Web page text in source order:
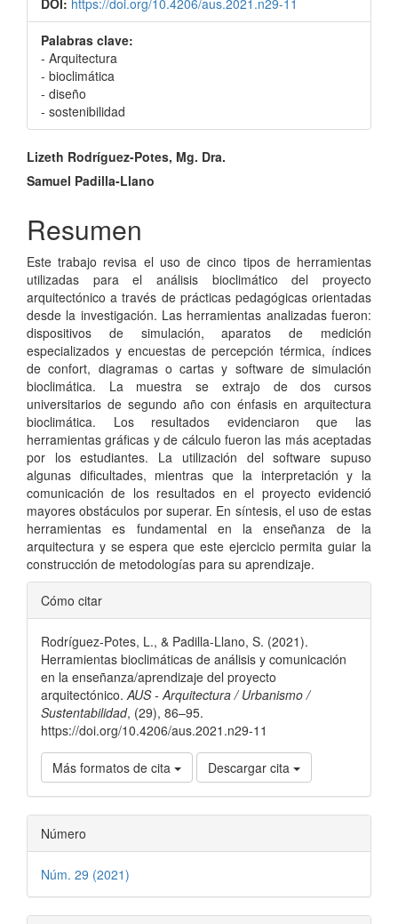
DOI: https://doi.org/10.4206/aus.2021.n29-11
Palabras clave:
- Arquitectura
- bioclimática
- diseño
- sostenibilidad
Contenido
principal
del
artículo
Lizeth Rodríguez-Potes, Mg. Dra.
Samuel Padilla-Llano
Resumen
Este trabajo revisa el uso de cinco tipos de herramientas
utilizadas para el análisis bioclimático del proyecto
arquitectónico a través de prácticas pedagógicas orientadas
desde la investigación. Las herramientas analizadas fueron:
dispositivos de simulación, aparatos de medición
especializados y encuestas de percepción térmica, índices
de confort, diagramas o cartas y software de simulación
bioclimática. La muestra se extrajo de dos cursos
universitarios de segundo año con énfasis en arquitectura
bioclimática. Los resultados evidenciaron que las
herramientas gráficas y de cálculo fueron las más aceptadas
por los estudiantes. La utilización del software supuso
algunas dificultades, mientras que la interpretación y la
comunicación de los resultados en el proyecto evidenció
mayores obstáculos por superar. En síntesis, el uso de estas
herramientas es fundamental en la enseñanza de la
arquitectura y se espera que este ejercicio permita guiar la
construcción de metodologías para su aprendizaje.
Detalles
del
artículo
Cómo citar
Rodríguez-Potes, L., & Padilla-Llano, S. (2021).
Herramientas bioclimáticas de análisis y comunicación
en la enseñanza/aprendizaje del proyecto
arquitectónico.AUS - Arquitectura / Urbanismo /
Sustentabilidad, (29), 86–95.
https://doi.org/10.4206/aus.2021.n29-11
Más formatos de cita Descargar cita
Número
Núm. 29 (2021)